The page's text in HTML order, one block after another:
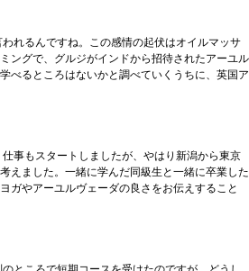
れるんですね。この感情の起伏はオイルマッサ
ングで、グルジがインドから招待されたアーユル
べるところはないかと調べていくうちに、英国ア
事もスタートしましたが、やはり新潟から東京
えました。一緒に学んだ同級生と一緒に卒業した
ガやアーユルヴェーダの良さをお伝えすること